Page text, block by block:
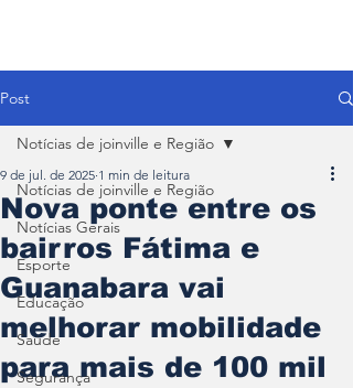
Post
Notícias de joinville e Região
Notícias Gerais
Esporte
Educação
Saúde
Segurança
Notícias de joinville e Região
Nova ponte entre os
bairros Fátima e
Guanabara vai
melhorar mobilidade
para mais de 100 mil
9 de jul. de 2025 1 min de leitura